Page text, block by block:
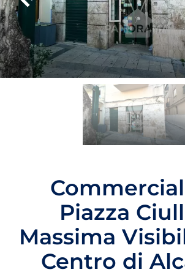
Piazza
Massima
Centro di